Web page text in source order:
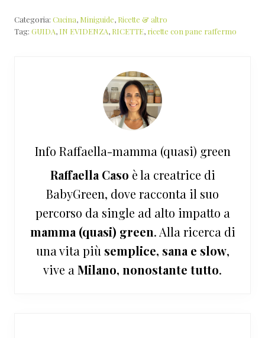
Categoria: Cucina, Miniguide, Ricette & altro
Tag: GUIDA, IN EVIDENZA, RICETTE, ricette con pane raffermo
Info Raffaella-mamma (quasi) green
Raffaella Caso è la creatrice di
BabyGreen, dove racconta il suo
percorso da single ad alto impatto a
mamma (quasi) green. Alla ricerca di
una vita più semplice, sana e slow,
vive a Milano, nonostante tutto.